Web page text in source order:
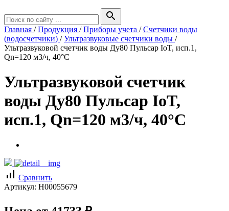
search
Главная /Продукция /Приборы учета /Счетчики воды
(водосчетчики) /Ультразвуковые счетчики воды /
Ультразвуковой счетчик воды Ду80 Пульсар IoT, исп.1,
Qn=120 м3/ч, 40°C
Ультразвуковой счетчик
воды Ду80 Пульсар IoT,
исп.1, Qn=120 м3/ч, 40°C
signal_cellular_alt Сравнить
Артикул: Н00055679